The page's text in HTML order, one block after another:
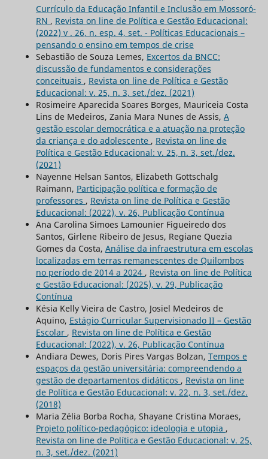
Currículo da Educação Infantil e Inclusão em Mossoró-
RN , Revista on line de Política e Gestão Educacional:
(2022) v . 26, n. esp. 4, set. - Políticas Educacionais –
pensando o ensino em tempos de crise
Sebastião de Souza Lemes, Excertos da BNCC:
discussão de fundamentos e considerações
conceituais , Revista on line de Política e Gestão
Educacional: v. 25, n. 3, set./dez. (2021)
Rosimeire Aparecida Soares Borges, Mauriceia Costa
Lins de Medeiros, Zania Mara Nunes de Assis, A
gestão escolar democrática e a atuação na proteção
da criança e do adolescente , Revista on line de
Política e Gestão Educacional: v. 25, n. 3, set./dez.
(2021)
Nayenne Helsan Santos, Elizabeth Gottschalg
Raimann, Participação política e formação de
professores , Revista on line de Política e Gestão
Educacional: (2022), v. 26, Publicação Contínua
Ana Carolina Simoes Lamounier Figueiredo dos
Santos, Girlene Ribeiro de Jesus, Regiane Quezia
Gomes da Costa, Análise da infraestrutura em escolas
localizadas em terras remanescentes de Quilombos
no período de 2014 a 2024 , Revista on line de Política
e Gestão Educacional: (2025), v. 29, Publicação
Contínua
Késia Kelly Vieira de Castro, Josiel Medeiros de
Aquino, Estágio Curricular Supervisionado II – Gestão
Escolar , Revista on line de Política e Gestão
Educacional: (2022), v. 26, Publicação Contínua
Andiara Dewes, Doris Pires Vargas Bolzan, Tempos e
espaços da gestão universitária: compreendendo a
gestão de departamentos didáticos , Revista on line
de Política e Gestão Educacional: v. 22, n. 3, set./dez.
(2018)
Maria Zélia Borba Rocha, Shayane Cristina Moraes,
Projeto político-pedagógico: ideologia e utopia ,
Revista on line de Política e Gestão Educacional: v. 25,
n. 3, set./dez. (2021)